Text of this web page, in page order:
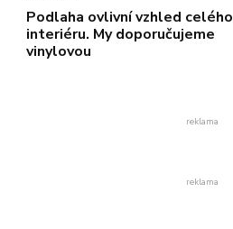
Podlaha ovlivní vzhled celého
interiéru. My doporučujeme
vinylovou
reklama
reklama